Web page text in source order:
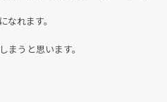
れます。
まうと思います。